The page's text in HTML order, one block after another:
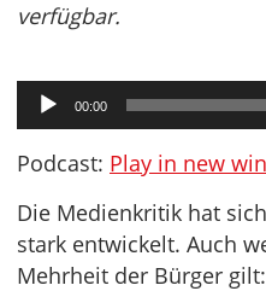
verfügbar.
Audio-
Player
00:00
Podcast: Play in new
Die Medienkritik hat
stark entwickelt. Auch
Mehrheit der Bürger